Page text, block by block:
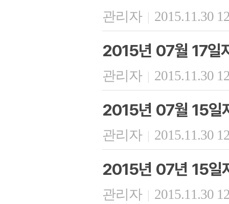
관리자 | 2015.11.30
2015년 07월 17일
관리자 | 2015.11.30
2015년 07월 15일
관리자 | 2015.11.30
2015년 07년 15일
관리자 | 2015.11.30